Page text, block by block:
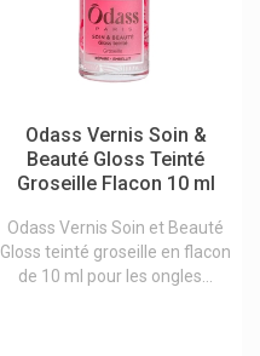
Odass Vernis Soin &
Beauté Gloss Teinté
Groseille Flacon 10 ml
Odass Vernis Soin et Beauté
Gloss teinté groseille en flacon
de 10 ml pour les ongles...